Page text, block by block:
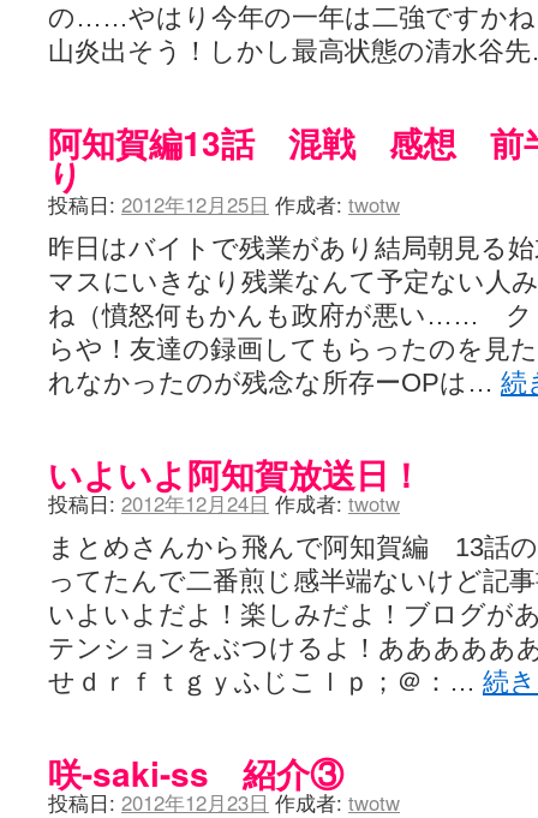
の……やはり今年の一年は二強ですか
山炎出そう！しかし最高状態の清水谷
阿知賀編13話 混戦 感想 前
り
投稿日: 2012年12月25日 作成者: twotw
昨日はバイトで残業があり結局朝見る
マスにいきなり残業なんて予定ない人
ね（憤怒何もかんも政府が悪い…… ク
らや！友達の録画してもらったのを見
れなかったのが残念な所存ーOPは… 続
いよいよ阿知賀放送日！
投稿日: 2012年12月24日 作成者: twotw
まとめさんから飛んで阿知賀編 13話
ってたんで二番煎じ感半端ないけど記
いよいよだよ！楽しみだよ！ブログが
テンションをぶつけるよ！あああああ
せｄｒｆｔｇｙふじこｌｐ；＠：… 続
咲-saki-ss 紹介③
投稿日: 2012年12月23日 作成者: twotw